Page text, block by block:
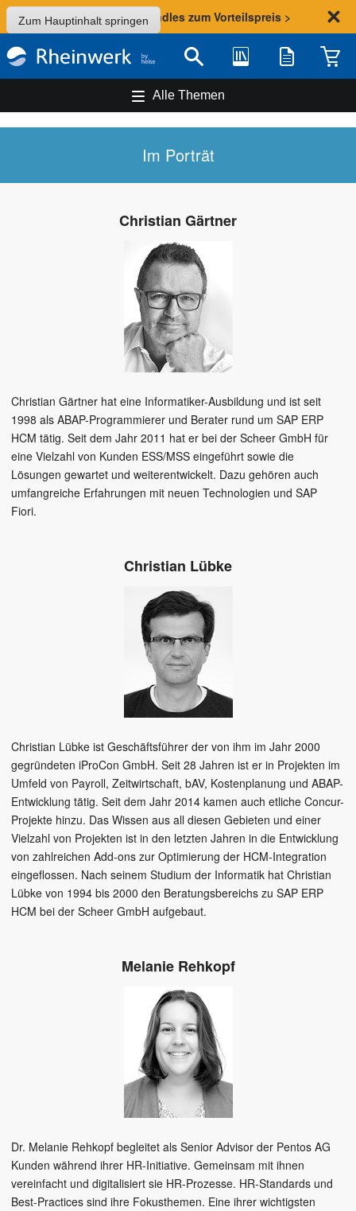
Zum Hauptinhalt springen
Sommer-Aktion: Bundles zum Vorteilspreis >
Suche Bibliothek Merkliste
Alle Themen
Im Porträt
Christian Gärtner
Christian Gärtner hat eine Informatiker-Ausbildung und ist seit
1998 als ABAP-Programmierer und Berater rund um SAP ERP
HCM tätig. Seit dem Jahr 2011 hat er bei der Scheer GmbH für
eine Vielzahl von Kunden ESS/MSS eingeführt sowie die
Lösungen gewartet und weiterentwickelt. Dazu gehören auch
umfangreiche Erfahrungen mit neuen Technologien und SAP
Fiori.
Christian Lübke
Christian Lübke ist Geschäftsführer der von ihm im Jahr 2000
gegründeten iProCon GmbH. Seit 28 Jahren ist er in Projekten im
Umfeld von Payroll, Zeitwirtschaft, bAV, Kostenplanung und ABAP-
Entwicklung tätig. Seit dem Jahr 2014 kamen auch etliche Concur-
Projekte hinzu. Das Wissen aus all diesen Gebieten und einer
Vielzahl von Projekten ist in den letzten Jahren in die Entwicklung
von zahlreichen Add-ons zur Optimierung der HCM-Integration
eingeflossen. Nach seinem Studium der Informatik hat Christian
Lübke von 1994 bis 2000 den Beratungsbereichs zu SAP ERP
HCM bei der Scheer GmbH aufgebaut.
Melanie Rehkopf
Dr. Melanie Rehkopf begleitet als Senior Advisor der Pentos AG
Kunden während ihrer HR-Initiative. Gemeinsam mit ihnen
vereinfacht und digitalisiert sie HR-Prozesse. HR-Standards und
Best-Practices sind ihre Fokusthemen. Eine ihrer wichtigsten